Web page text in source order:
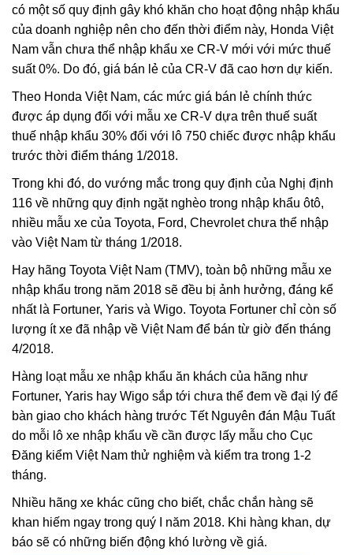
có một số quy định gây khó khăn cho hoạt động nhập khẩu
của doanh nghiệp nên cho đến thời điểm này, Honda Việt
Nam vẫn chưa thể nhập khẩu xe CR-V mới với mức thuế
suất 0%. Do đó, giá bán lẻ của CR-V đã cao hơn dự kiến.
Theo Honda Việt Nam, các mức giá bán lẻ chính thức
được áp dụng đối với mẫu xe CR-V dựa trên thuế suất
thuế nhập khẩu 30% đối với lô 750 chiếc được nhập khẩu
trước thời điểm tháng 1/2018.
Trong khi đó, do vướng mắc trong quy định của Nghị định
116 về những quy định ngặt nghèo trong nhập khẩu ôtô,
nhiều mẫu xe của Toyota, Ford, Chevrolet chưa thể nhập
vào Việt Nam từ tháng 1/2018.
Hay hãng Toyota Việt Nam (TMV), toàn bộ những mẫu xe
nhập khẩu trong năm 2018 sẽ đều bị ảnh hưởng, đáng kể
nhất là Fortuner, Yaris và Wigo. Toyota Fortuner chỉ còn số
lượng ít xe đã nhập về Việt Nam để bán từ giờ đến tháng
4/2018.
Hàng loạt mẫu xe nhập khẩu ăn khách của hãng như
Fortuner, Yaris hay Wigo sắp tới chưa thể đem về đại lý để
bàn giao cho khách hàng trước Tết Nguyên đán Mậu Tuất
do mỗi lô xe nhập khẩu về cần được lấy mẫu cho Cục
Đăng kiểm Việt Nam thử nghiệm và kiểm tra trong 1-2
tháng.
Nhiều hãng xe khác cũng cho biết, chắc chắn hàng sẽ
khan hiếm ngay trong quý I năm 2018. Khi hàng khan, dự
báo sẽ có những biến động khó lường về giá.